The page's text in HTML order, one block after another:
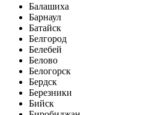
Балашиха
Барнаул
Батайск
Белгород
Белебей
Белово
Белогорск
Бердск
Березники
Бийск